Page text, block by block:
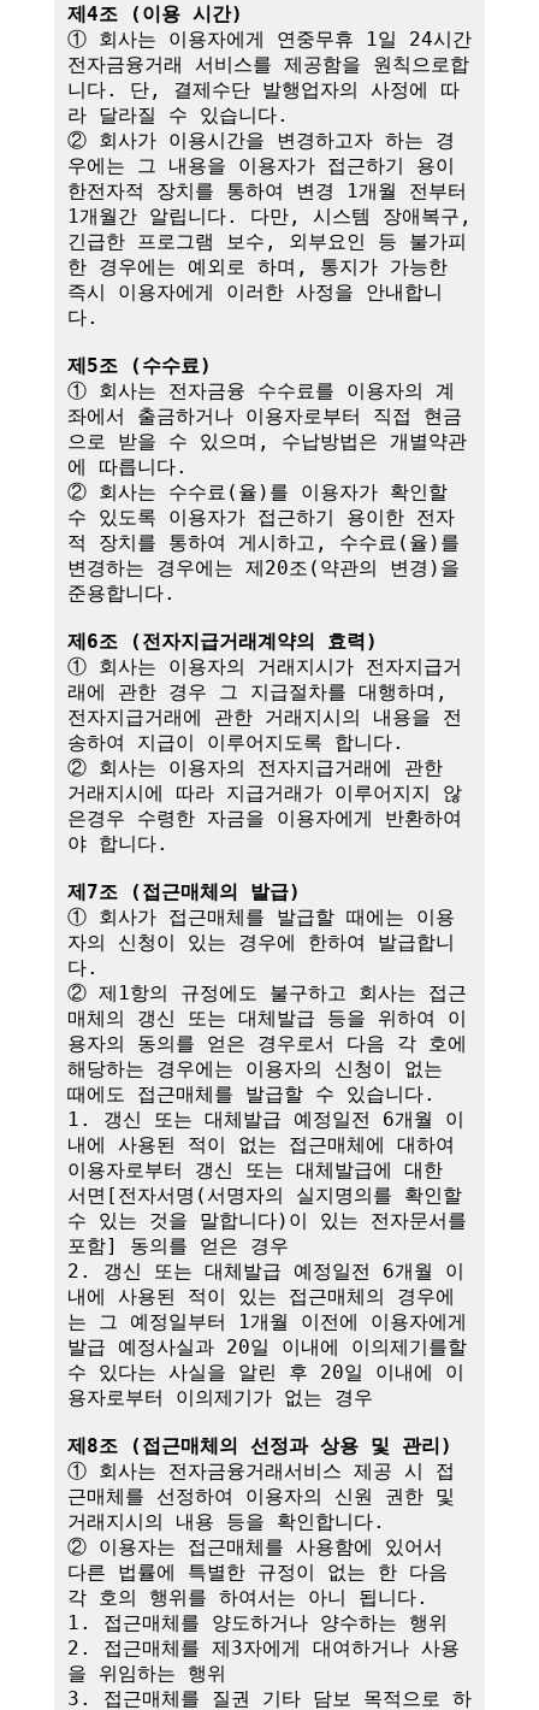
제4조 (이용 시간)
① 회사는 이용자에게 연중무휴 1일 24시간
전자금융거래 서비스를 제공함을 원칙으로합
니다. 단, 결제수단 발행업자의 사정에 따
라 달라질 수 있습니다.
② 회사가 이용시간을 변경하고자 하는 경
우에는 그 내용을 이용자가 접근하기 용이
한전자적 장치를 통하여 변경 1개월 전부터
1개월간 알립니다. 다만, 시스템 장애복구,
긴급한 프로그램 보수, 외부요인 등 불가피
한 경우에는 예외로 하며, 통지가 가능한
즉시 이용자에게 이러한 사정을 안내합니
다.
제5조 (수수료)
① 회사는 전자금융 수수료를 이용자의 계
좌에서 출금하거나 이용자로부터 직접 현금
으로 받을 수 있으며, 수납방법은 개별약관
에 따릅니다.
② 회사는 수수료(율)를 이용자가 확인할
수 있도록 이용자가 접근하기 용이한 전자
적 장치를 통하여 게시하고, 수수료(율)를
변경하는 경우에는 제20조(약관의 변경)을
준용합니다.
제6조 (전자지급거래계약의 효력)
① 회사는 이용자의 거래지시가 전자지급거
래에 관한 경우 그 지급절차를 대행하며,
전자지급거래에 관한 거래지시의 내용을 전
송하여 지급이 이루어지도록 합니다.
② 회사는 이용자의 전자지급거래에 관한
거래지시에 따라 지급거래가 이루어지지 않
은경우 수령한 자금을 이용자에게 반환하여
야 합니다.
제7조 (접근매체의 발급)
① 회사가 접근매체를 발급할 때에는 이용
자의 신청이 있는 경우에 한하여 발급합니
다.
② 제1항의 규정에도 불구하고 회사는 접근
매체의 갱신 또는 대체발급 등을 위하여 이
용자의 동의를 얻은 경우로서 다음 각 호에
해당하는 경우에는 이용자의 신청이 없는
때에도 접근매체를 발급할 수 있습니다.
1. 갱신 또는 대체발급 예정일전 6개월 이
내에 사용된 적이 없는 접근매체에 대하여
이용자로부터 갱신 또는 대체발급에 대한
서면[전자서명(서명자의 실지명의를 확인할
수 있는 것을 말합니다)이 있는 전자문서를
포함] 동의를 얻은 경우
2. 갱신 또는 대체발급 예정일전 6개월 이
내에 사용된 적이 있는 접근매체의 경우에
는 그 예정일부터 1개월 이전에 이용자에게
발급 예정사실과 20일 이내에 이의제기를할
수 있다는 사실을 알린 후 20일 이내에 이
용자로부터 이의제기가 없는 경우
제8조 (접근매체의 선정과 상용 및 관리)
① 회사는 전자금융거래서비스 제공 시 접
근매체를 선정하여 이용자의 신원 권한 및
거래지시의 내용 등을 확인합니다.
② 이용자는 접근매체를 사용함에 있어서
다른 법률에 특별한 규정이 없는 한 다음
각 호의 행위를 하여서는 아니 됩니다.
1. 접근매체를 양도하거나 양수하는 행위
2. 접근매체를 제3자에게 대여하거나 사용
을 위임하는 행위
3. 접근매체를 질권 기타 담보 목적으로 하